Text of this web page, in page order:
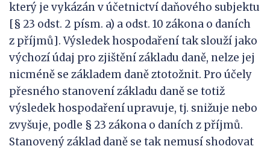
který je vykázán v účetnictví daňového subjektu
[§ 23 odst. 2 písm. a) a odst. 10 zákona o daních
z příjmů]. Výsledek hospodaření tak slouží jako
výchozí údaj pro zjištění základu daně, nelze jej
nicméně se základem daně ztotožnit. Pro účely
přesného stanovení základu daně se totiž
výsledek hospodaření upravuje, tj. snižuje nebo
zvyšuje, podle § 23 zákona o daních z příjmů.
Stanovený základ daně se tak nemusí shodovat